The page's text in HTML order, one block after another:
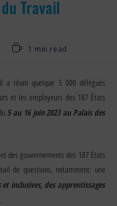
Travail
1 min read
a réuni quelque 5 000 délégués
et les employeurs des 187 États
5 au 16 juin 2023 au Palais des
des gouvernements des 187 États
de questions, notamment: une
inclusives, des apprentissages
.